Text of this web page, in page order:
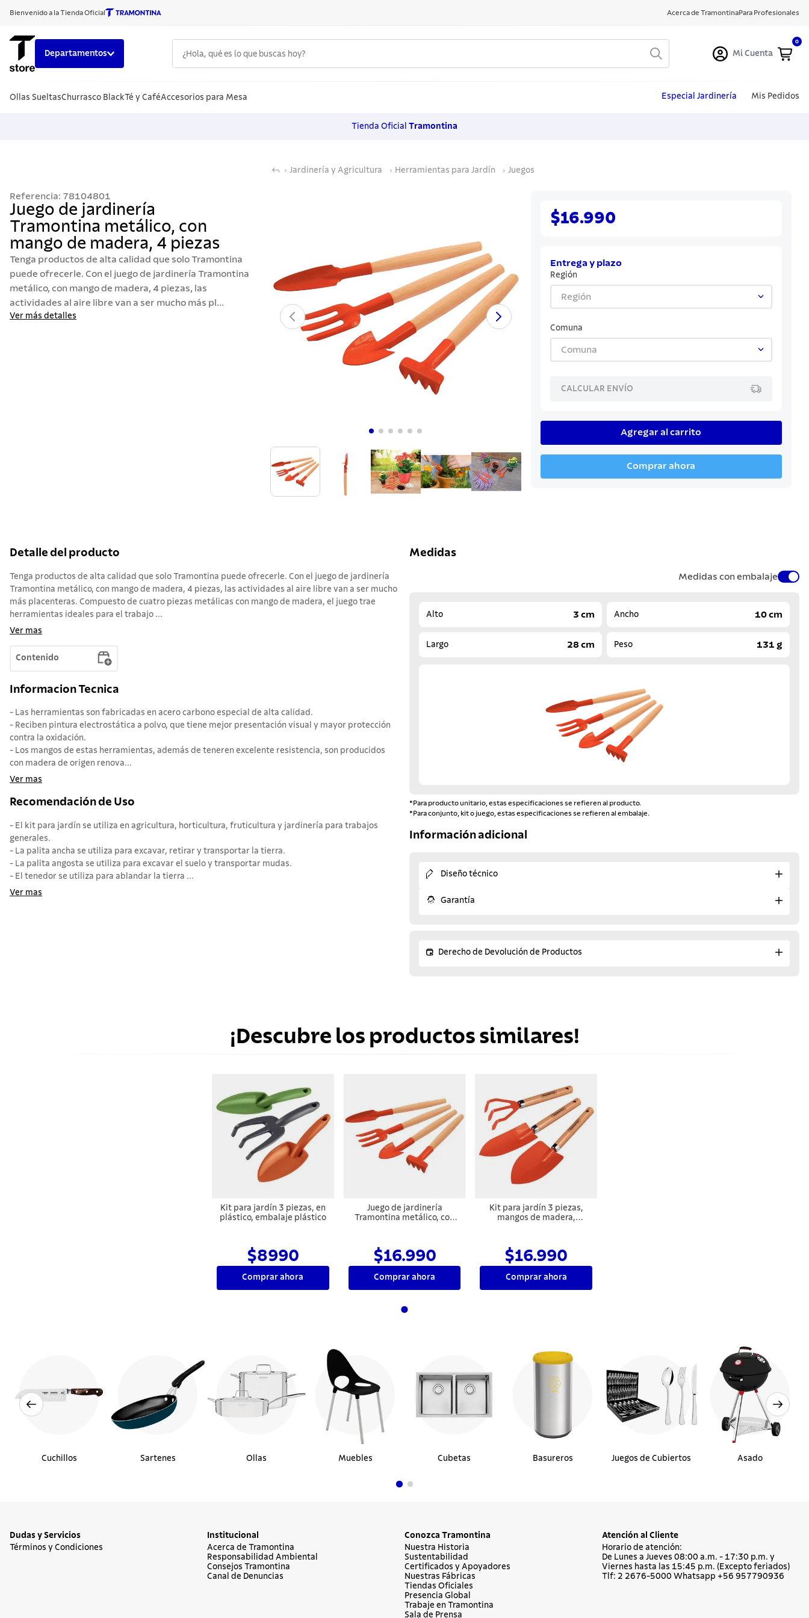
Bienvenido a la Tienda Oficial Acerca de TramontinaPara Profesionales
Departamentos Mi Cuenta
0
Ollas SueltasChurrasco BlackTé y CaféAccesorios para Mesa Especial Jardinería Mis Pedidos
Tienda Oficial Tramontina
Jardinería y Agricultura Herramientas para Jardín Juegos
Referencia: 78104801
Juego de jardinería
Tramontina metálico, con
mango de madera, 4 piezas
Tenga productos de alta calidad que solo Tramontina
puede ofrecerle. Con el juego de jardinería Tramontina
metálico, con mango de madera, 4 piezas, las
actividades al aire libre van a ser mucho más pl...
Ver más detalles
$16.990
Entrega y plazo
Región
Región
Comuna
Comuna
CALCULAR ENVÍO
Agregar al carrito
Comprar ahora
Detalle del producto
Tenga productos de alta calidad que solo Tramontina puede ofrecerle. Con el juego de jardinería
Tramontina metálico, con mango de madera, 4 piezas, las actividades al aire libre van a ser mucho
más placenteras. Compuesto de cuatro piezas metálicas con mango de madera, el juego trae
herramientas ideales para el trabajo ...
Ver mas
Contenido
Informacion Tecnica
- Las herramientas son fabricadas en acero carbono especial de alta calidad.
- Reciben pintura electrostática a polvo, que tiene mejor presentación visual y mayor protección
contra la oxidación.
- Los mangos de estas herramientas, además de teneren excelente resistencia, son producidos
con madera de origen renova...
Ver mas
Recomendación de Uso
- El kit para jardín se utiliza en agricultura, horticultura, fruticultura y jardinería para trabajos
generales.
- La palita ancha se utiliza para excavar, retirar y transportar la tierra.
- La palita angosta se utiliza para excavar el suelo y transportar mudas.
- El tenedor se utiliza para ablandar la tierra ...
Ver mas
Medidas
Medidas con embalaje
Alto 3 cm Ancho 10 cm
Largo 28 cm Peso 131 g
*Para producto unitario, estas especificaciones se refieren al producto.
*Para conjunto, kit o juego, estas especificaciones se refieren al embalaje.
Información adicional
Diseño técnico
Garantía
Derecho de Devolución de Productos
¡Descubre los productos similares!
Kit para jardín 3 piezas, en
plástico, embalaje plástico
$8990
Comprar ahora
Juego de jardinería
Tramontina metálico, con
$16.990
Comprar ahora
Kit para jardín 3 piezas,
mangos de madera,
$16.990
Comprar ahora
Cuchillos Sartenes Ollas Muebles Cubetas Basureros Juegos de Cubiertos Asado
Dudas y Servicios
Términos y Condiciones
Institucional
Acerca de Tramontina
Responsabilidad Ambiental
Consejos Tramontina
Canal de Denuncias
Conozca Tramontina
Nuestra Historia
Sustentabilidad
Certificados y Apoyadores
Nuestras Fábricas
Tiendas Oficiales
Presencia Global
Trabaje en Tramontina
Sala de Prensa
Atención al Cliente
Horario de atención:
De Lunes a Jueves 08:00 a.m. - 17:30 p.m. y
Viernes hasta las 15:45 p.m. (Excepto feriados)
Tlf: 2 2676-5000 Whatsapp +56 957790936
1.
cuchillos